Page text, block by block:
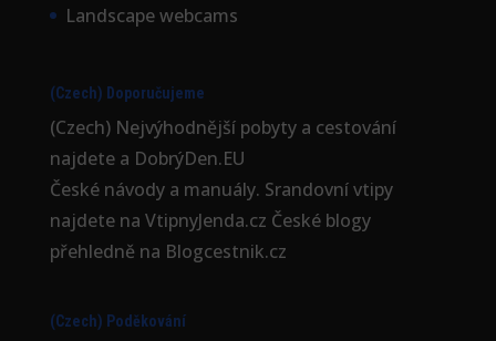
Landscape webcams
(Czech) Doporučujeme
(Czech) Nejvýhodnější pobyty a cestování
najdete a DobrýDen.EU
České návodya manuály. Srandovní vtipy
najdete na VtipnyJenda.cz České blogy
přehledně na Blogcestnik.cz
(Czech) Poděkování